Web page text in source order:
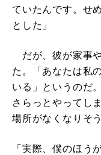
ていたんです。せ
とした」
だが、彼が家事
た。「あなたは私
いる」というのだ
さらっとやってし
場所がなくなりそ
「実際、僕のほう